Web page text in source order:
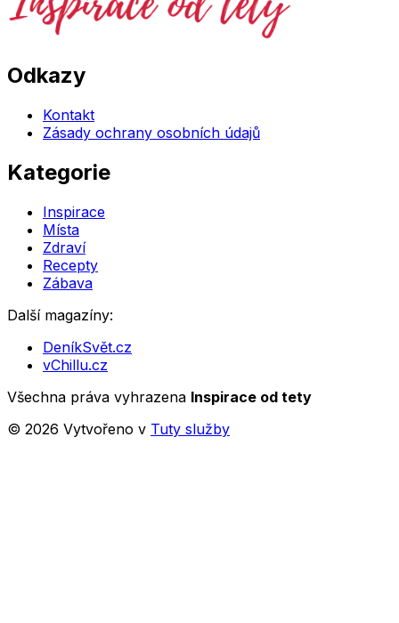
Odkazy
Kontakt
Zásady ochrany osobních údajů
Kategorie
Inspirace
Místa
Zdraví
Recepty
Zábava
Další magazíny:
DeníkSvět.cz
vChillu.cz
Všechna práva vyhrazena Inspirace od tety
© 2026 Vytvořeno v Tuty služby